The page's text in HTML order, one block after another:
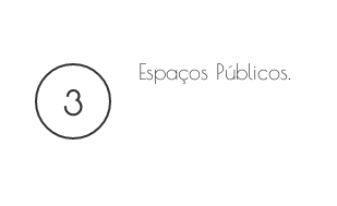
3
Espaços Públicos.